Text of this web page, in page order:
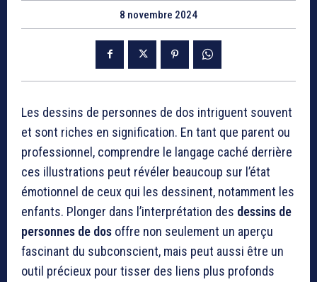
8 novembre 2024
Les dessins de personnes de dos intriguent souvent
et sont riches en signification. En tant que parent ou
professionnel, comprendre le langage caché derrière
ces illustrations peut révéler beaucoup sur l’état
émotionnel de ceux qui les dessinent, notamment les
enfants. Plonger dans l’interprétation des dessins de
personnes de dos offre non seulement un aperçu
fascinant du subconscient, mais peut aussi être un
outil précieux pour tisser des liens plus profonds